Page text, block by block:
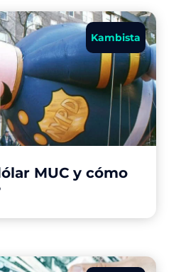
Kambista
MUC y cómo